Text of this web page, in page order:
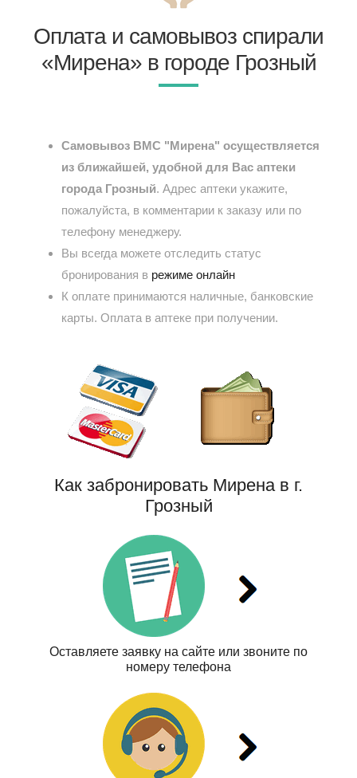
Оплата и самовывоз спирали
«Мирена» в городе Грозный
Самовывоз ВМС "Мирена" осуществляется
из ближайшей, удобной для Вас аптеки
города Грозный. Адрес аптеки укажите,
пожалуйста, в комментарии к заказу или по
телефону менеджеру.
Вы всегда можете отследить статус
бронирования в режиме онлайн
К оплате принимаются наличные, банковские
карты. Оплата в аптеке при получении.
Как забронировать Мирена в г.
Грозный
Оставляете заявку на сайте или звоните по
номеру телефона